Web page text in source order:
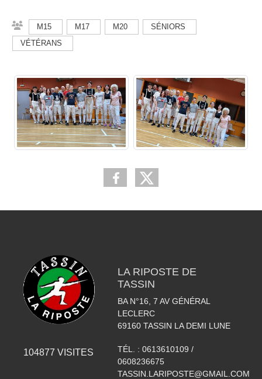
M15 M17 M20
SÉNIORS
VÉTÉRANS
104877 VISITES
LA RIPOSTE DE
TASSIN
BA N°16, 7 AV GÉNÉRAL
LECLERC
69160 TASSIN LA DEMI LUNE
TÉL. : 0613610109 /
0608236675
TASSIN.LARIPOSTE@GMAIL.COM